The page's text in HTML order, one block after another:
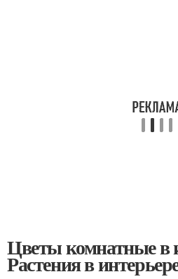
Цветы комнатные в
Растения в